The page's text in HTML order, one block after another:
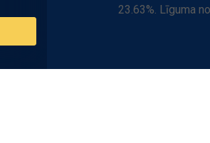
23.63%. Līguma